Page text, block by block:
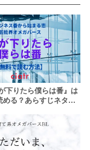
下りたら僕らは番』は
める？あらすじネタバ